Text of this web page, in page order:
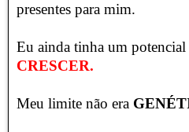
presentes para mim.
Eu ainda tinha um potencial
CRESCER.
Meu limite não era